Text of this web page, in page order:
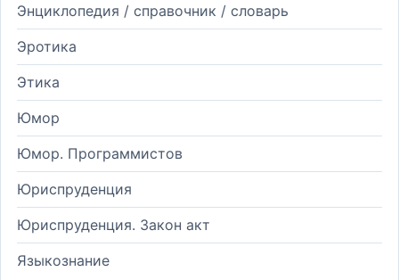
Энциклопедия / справочник / словарь
Эротика
Этика
Юмор
Юмор. Программистов
Юриспруденция
Юриспруденция. Закон акт
Языкознание